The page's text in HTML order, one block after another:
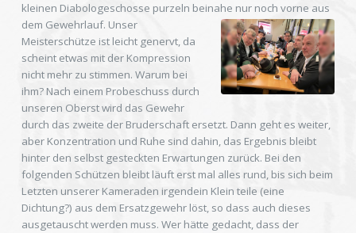
kleinen Diabologeschosse purzeln beinahe nur noch vorne aus
dem Gewehrlauf. Unser
Meisterschütze ist leicht genervt, da
scheint etwas mit der Kompression
nicht mehr zu stimmen. Warum bei
ihm? Nach einem Probeschuss durch
unseren Oberst wird das Gewehr
durch das zweite der Bruderschaft ersetzt. Dann geht es weiter,
aber Konzentration und Ruhe sind dahin, das Ergebnis bleibt
hinter den selbst gesteckten Erwartungen zurück. Bei den
folgenden Schützen bleibt läuft erst mal alles rund, bis sich beim
Letzten unserer Kameraden irgendein Klein teile (eine
Dichtung?) aus dem Ersatzgewehr löst, so dass auch dieses
ausgetauscht werden muss. Wer hätte gedacht, dass der